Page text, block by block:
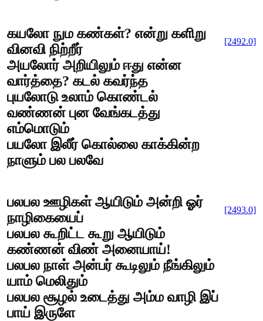
கயலோ நும கண்கள்? என்று களிறு
வினவி நிற்றீர்
அயலோர் அறியிலும் ஈது என்ன
வார்த்தை? கடல் கவர்ந்த
புயலோடு உலாம் கொண்டல்
வண்ணன் புன வேங்கடத்து
எம்மொடும்
பயலோ இலீர் கொல்லை காக்கின்ற
நாளும் பல பலவே
[2492.0]
பலபல ஊழிகள் ஆயிடும் அன்றி ஓர்
நாழிகையைப்
பலபல கூறிட்ட கூறு ஆயிடும்
கண்ணன் விண் அனையாய்!
பலபல நாள் அன்பர் கூடிலும் நீங்கிலும்
யாம் மெலிதும்
பலபல சூழல் உடைத்து அம்ம வாழி இப்
பாய் இருளே
[2493.0]